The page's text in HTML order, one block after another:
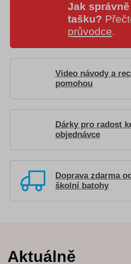
Jak
tašku?
průvodce.
Video návody a
pomohou
Dárky pro radost
objednávce
Doprava zdarma
školní batohy
Aktuálně